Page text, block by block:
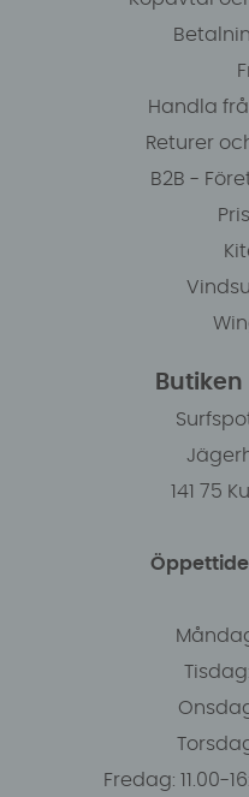
Handla
Returer
B2B -
141 75
Tisdag:
Fredag: 11.00-